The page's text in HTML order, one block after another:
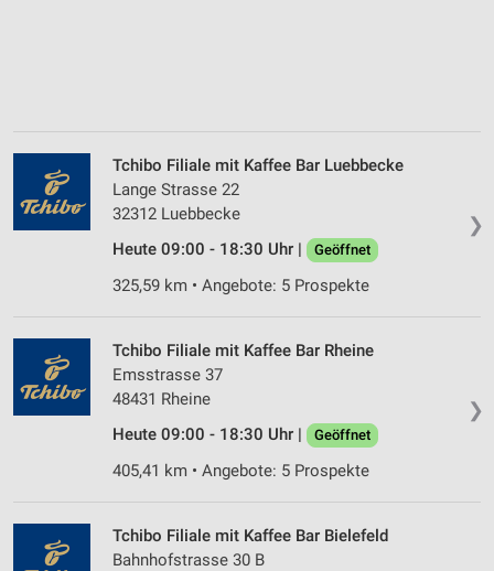
❯
Tchibo Filiale mit Kaffee Bar Luebbecke
Lange Strasse 22
32312 Luebbecke
Heute 09:00 - 18:30 Uhr |
Geöffnet
325,59 km • Angebote: 5 Prospekte
❯
Tchibo Filiale mit Kaffee Bar Rheine
Emsstrasse 37
48431 Rheine
Heute 09:00 - 18:30 Uhr |
Geöffnet
405,41 km • Angebote: 5 Prospekte
Tchibo Filiale mit Kaffee Bar Bielefeld
Bahnhofstrasse 30 B